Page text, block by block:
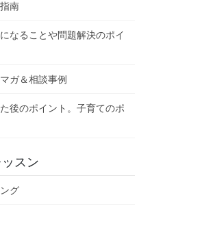
南
なることや問題解決のポイ
ガ＆相談事例
後のポイント。子育てのポ
スン
グ